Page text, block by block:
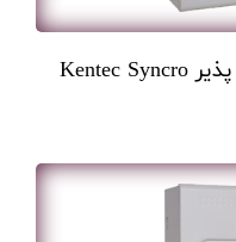
کنترل پنل اطفاء حریق آدرس پذیر Kentec Syncro